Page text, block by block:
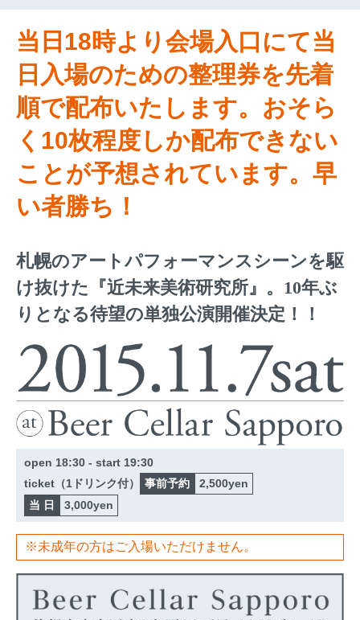
当日18時より会場入口にて当
日入場のための整理券を先着
順で配布いたします。おそら
く10枚程度しか配布できない
ことが予想されています。早
い者勝ち！
札幌のアートパフォーマンスシーンを駆
け抜けた『近未来美術研究所』。10年ぶ
りとなる待望の単独公演開催決定！！
open 18:30 - start 19:30
ticket（1ドリンク付）
事前予約
2,500yen
当 日
3,000yen
※未成年の方はご入場いただけません。